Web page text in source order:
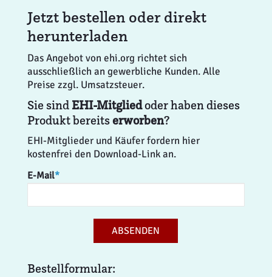
Jetzt bestellen oder direkt
herunterladen
Das Angebot von ehi.org richtet sich
ausschließlich an gewerbliche Kunden. Alle
Preise zzgl. Umsatzsteuer.
Sie sind EHI-Mitgliedoder haben dieses
Produkt bereitserworben?
EHI-Mitglieder und Käufer fordern hier
kostenfrei den Download-Link an.
E-Mail*
ABSENDEN
Bestellformular: